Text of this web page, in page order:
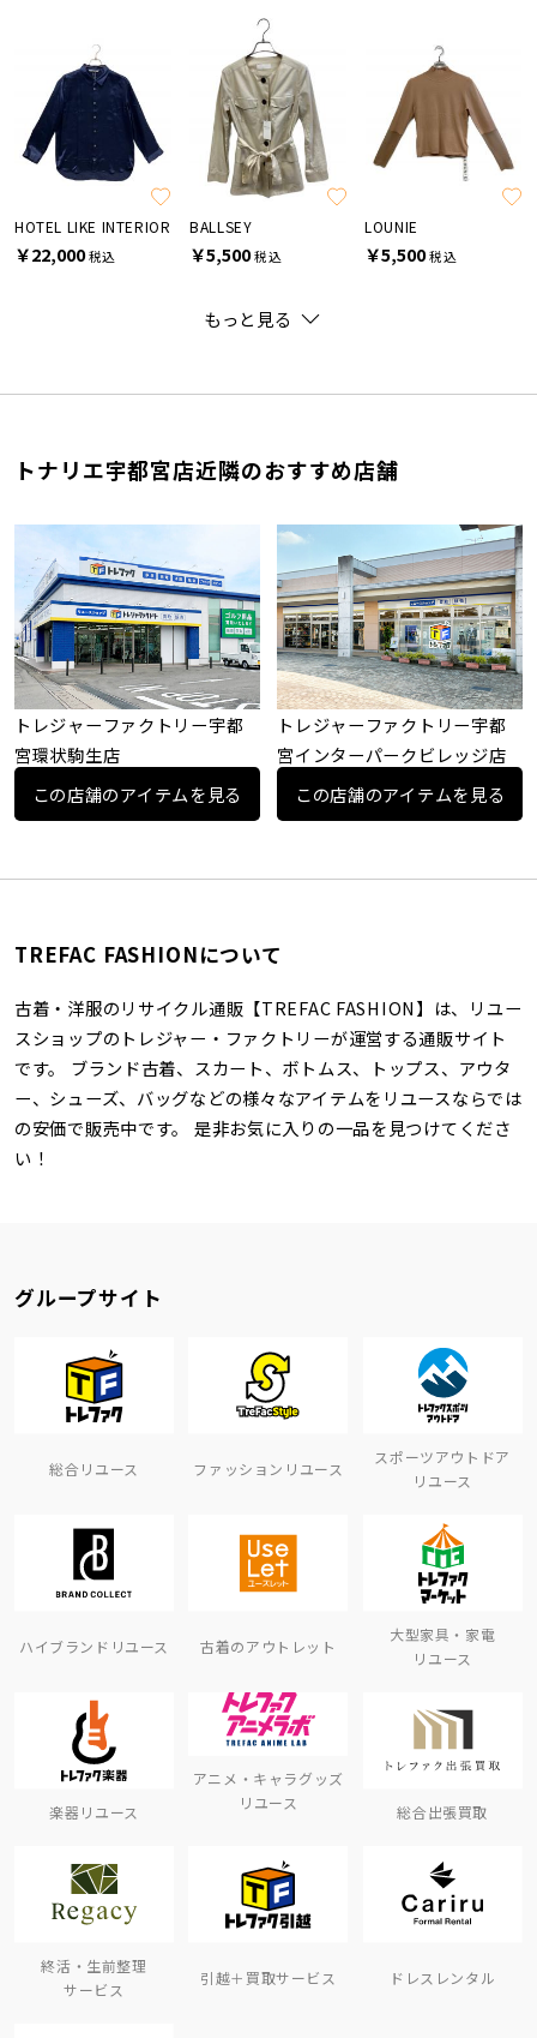
HOTEL LIKE INTERIOR
￥22,000税込
BALLSEY
￥5,500税込
LOUNIE
￥5,500税込
もっと見る
トナリエ宇都宮店近隣のおすすめ店舗
トレジャーファクトリー宇都
宮環状駒生店
この店舗のアイテムを見る
トレジャーファクトリー宇都
宮インターパークビレッジ店
この店舗のアイテムを見る
TREFAC FASHIONについて
古着・洋服のリサイクル通販【TREFAC FASHION】は、リユー
スショップのトレジャー・ファクトリーが運営する通販サイト
です。 ブランド古着、スカート、ボトムス、トップス、アウタ
ー、シューズ、バッグなどの様々なアイテムをリユースならでは
の安価で販売中です。 是非お気に入りの一品を見つけてくださ
い！
グループサイト
総合リユース ファッションリユース
スポーツアウトドア
リユース
ハイブランドリユース 古着のアウトレット
大型家具・家電
リユース
楽器リユース
アニメ・キャラグッズ
リユース
総合出張買取
終活・生前整理
サービス
引越＋買取サービス ドレスレンタル